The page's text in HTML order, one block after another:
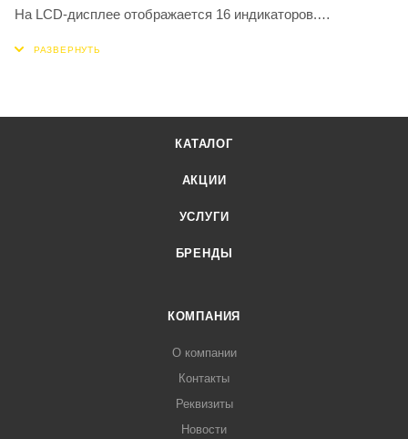
На LCD-дисплее отображается 16 индикаторов.
Крышка платформы из нержавеющей стали.
КАТАЛОГ
АКЦИИ
УСЛУГИ
БРЕНДЫ
КОМПАНИЯ
О компании
Контакты
Реквизиты
Новости